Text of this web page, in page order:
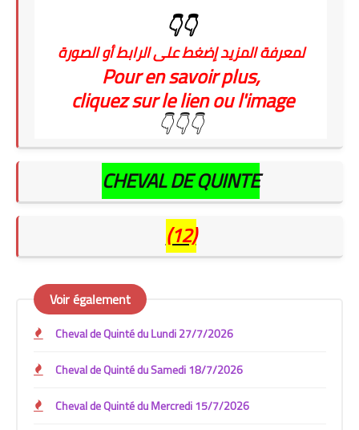
👇👇
لمعرفة المزيد إضغط على الرابط أو الصورة
Pour en savoir plus,
cliquez sur le lien ou l'image
👇👇👇
CHEVAL DE QUINTE
(12)
Voir également
Cheval de Quinté du Lundi 27/7/2026
Cheval de Quinté du Samedi 18/7/2026
Cheval de Quinté du Mercredi 15/7/2026